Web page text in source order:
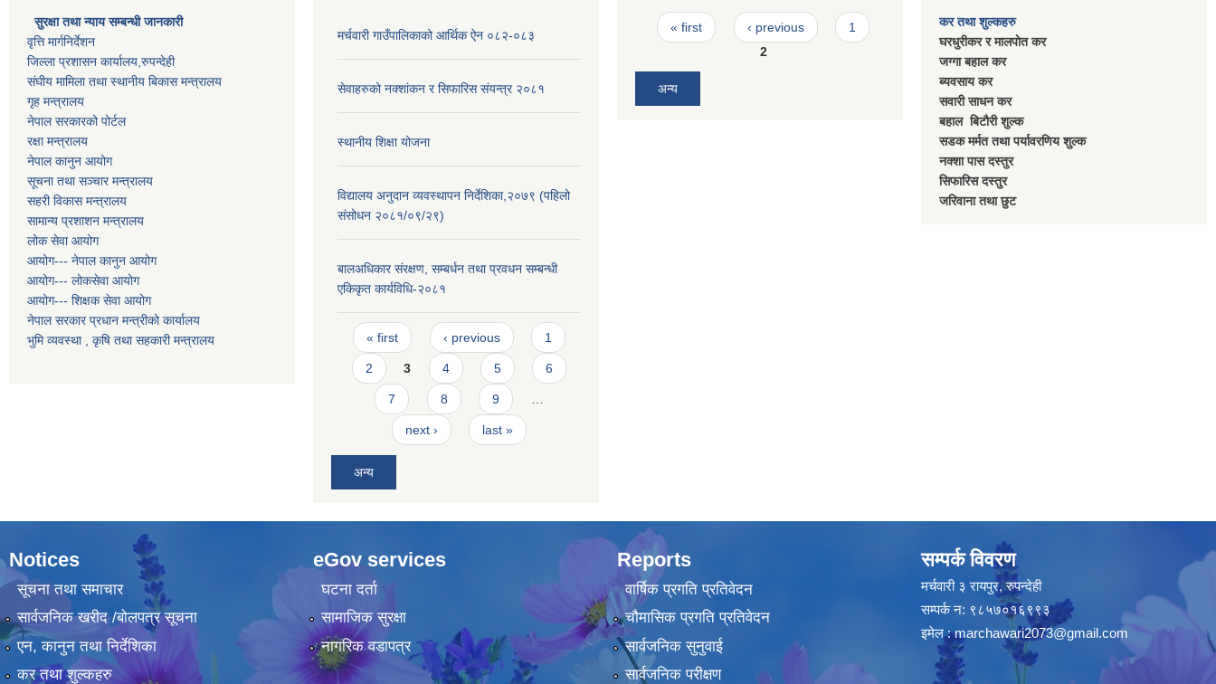
सुरक्षा तथा न्याय सम्बन्धी जानकारी
वृत्ति मार्गनिर्देशन
जिल्ला प्रशासन कार्यालय,रुपन्देही
संघीय मामिला तथा स्थानीय बिकास मन्त्रालय
गृह मन्त्रालय
नेपाल सरकारको पोर्टल
रक्षा मन्त्रालय
नेपाल कानुन आयोग
सूचना तथा सञ्चार मन्त्रालय
सहरी विकास मन्त्रालय
सामान्य प्रशाशन मन्त्रालय
लोक सेवा आयोग
आयोग--- नेपाल कानुन आयोग
आयोग--- लोकसेवा आयोग
आयोग--- शिक्षक सेवा आयोग
नेपाल सरकार प्रधान मन्त्रीको कार्यालय
भुमि व्यवस्था , कृषि तथा सहकारी मन्त्रालय
मर्चवारी गाउँपालिकाको आर्थिक ऐन ०८२-०८३
सेवाहरुको नक्शांकन र सिफारिस संयन्त्र २०८१
स्थानीय शिक्षा योजना
विद्यालय अनुदान व्यवस्थापन निर्देशिका,२०७९ (पहिलो
संसोधन २०८१/०९/२९)
बालअधिकार संरक्षण, सम्बर्धन तथा प्रवधन सम्बन्धी
एकिकृत कार्यविधि-२०८१
Pages
« first ‹ previous 1
2 3 4 5 6
7 8 9
next › last »
अन्य
Pages
« first ‹ previous
1
2
अन्य
कर तथा शुल्कहरु
घरधुरीकर र मालपाेत कर
जग्गा बहाल कर
ब्यवसाय कर
सवारी साधन कर
बहाल बिटाैरी शुल्क
सडक मर्मत तथा पर्यावरणिय शुल्क
नक्शा पास दस्तुर
सिफारिस दस्तुर
जरिवाना तथा छुट
Notices
सूचना तथा समाचार
सार्वजनिक खरीद /बोलपत्र सूचना
एन, कानुन तथा निर्देशिका
कर तथा शुल्कहरु
eGov services
घटना दर्ता
सामाजिक सुरक्षा
नागरिक वडापत्र
Reports
वार्षिक प्रगति प्रतिवेदन
चौमासिक प्रगति प्रतिवेदन
सार्वजनिक सुनुवाई
सार्वजनिक परीक्षण
सम्पर्क विवरण
मर्चवारी ३ रायपुर, रुपन्देही
सम्पर्क न: ९८५७०१६९९३
इमेल :marchawari2073@gmail.com